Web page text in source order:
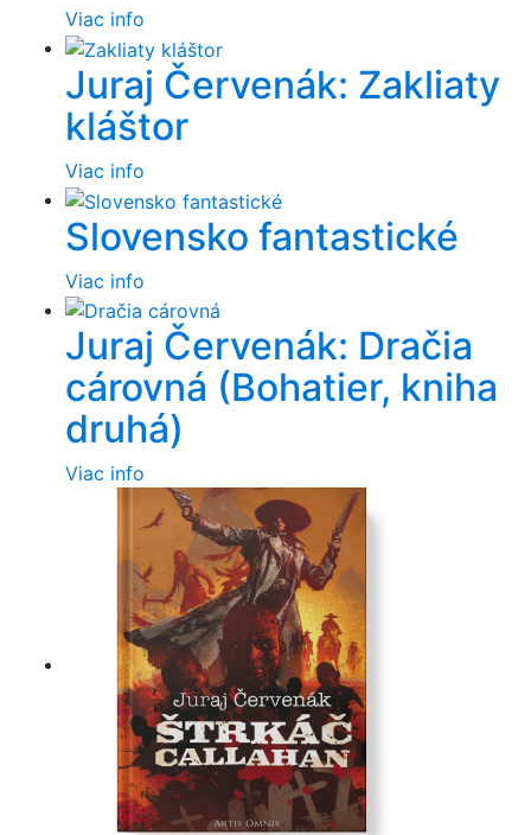
Viac info
Juraj Červenák: Zakliaty
kláštor
Viac info
Slovensko fantastické
Viac info
Juraj Červenák: Dračia
cárovná (Bohatier, kniha
druhá)
Viac info